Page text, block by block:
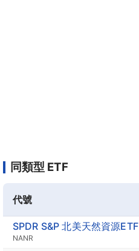
同類型 ETF
代號
SPDR S&P 北美天然資源ETF
NANR